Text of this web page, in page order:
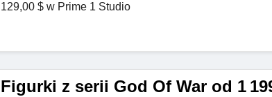
129,00 $ w Prime 1 Studio
Figurki z serii God Of War od 1